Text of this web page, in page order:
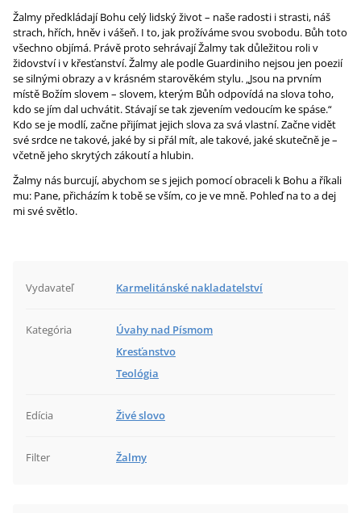
Žalmy předkládají Bohu celý lidský život – naše radosti i strasti, náš
strach, hřích, hněv i vášeň. I to, jak prožíváme svou svobodu. Bůh toto
všechno objímá. Právě proto sehrávají Žalmy tak důležitou roli v
židovství i v křesťanství. Žalmy ale podle Guardiniho nejsou jen poezií
se silnými obrazy a v krásném starověkém stylu. „Jsou na prvním
místě Božím slovem – slovem, kterým Bůh odpovídá na slova toho,
kdo se jím dal uchvátit. Stávají se tak zjevením vedoucím ke spáse.“
Kdo se je modlí, začne přijímat jejich slova za svá vlastní. Začne vidět
své srdce ne takové, jaké by si přál mít, ale takové, jaké skutečně je –
včetně jeho skrytých zákoutí a hlubin.
Žalmy nás burcují, abychom se s jejich pomocí obraceli k Bohu a říkali
mu: Pane, přicházím k tobě se vším, co je ve mně. Pohleď na to a dej
mi své světlo.
Vydavateľ Karmelitánské nakladatelství
Kategória
Úvahy nad Písmom
Kresťanstvo
Teológia
Edícia Živé slovo
Filter Žalmy